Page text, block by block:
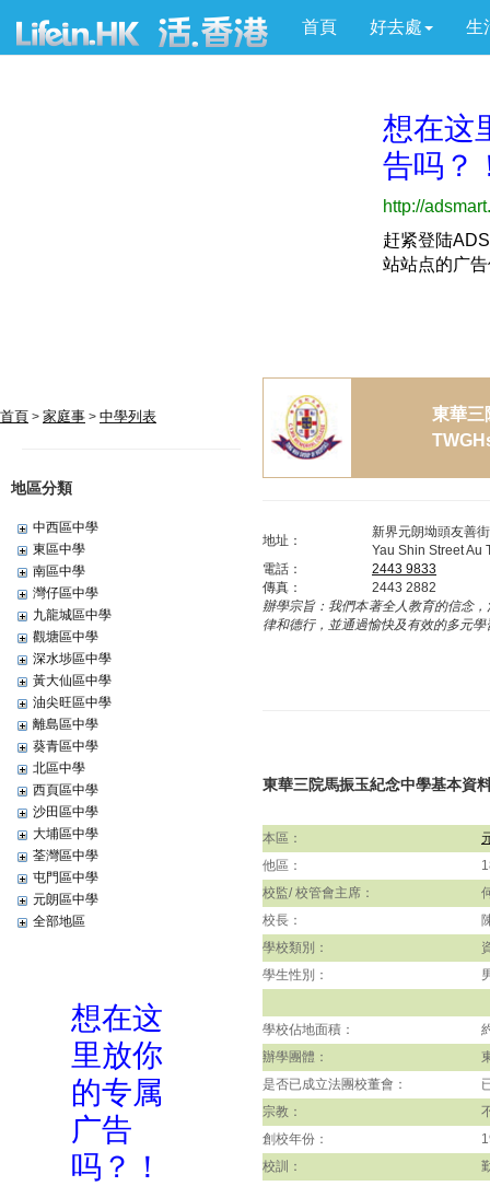
首頁 好去處 生
首頁 > 家庭事 > 中學列表
地區分類
中西區中學
東區中學
南區中學
灣仔區中學
九龍城區中學
觀塘區中學
深水埗區中學
黃大仙區中學
油尖旺區中學
離島區中學
葵青區中學
北區中學
西頁區中學
沙田區中學
大埔區中學
荃灣區中學
屯門區中學
元朗區中學
全部地區
東華三
地址：
新界元朗坳頭友善街
Yau Shin Street Au
電話：
2443 9833
傳真：
2443 2882
辦學宗旨： 我們本著全人教育的信念
律和德行，並通過愉快及有效的多元
東華三院馬振玉紀念中學基本資
本區：
他區：
校監/ 校管會主席：
校長：
學校類別：
學生性別：
學校佔地面積：
辦學團體：
是否已成立法團校董會：
宗教：
創校年份：
校訓：